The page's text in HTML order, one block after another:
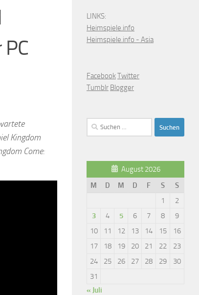
Kingdom
Come:
LINKS:
Heimspiele.info
Heimspiele.info - Asia
FacebookTwitter
Tumblr Blogger
Suchen
nach:
August 2026
M
D M D F S
S
1
2
3
4 5 6 7 8
9
10
11 12 13 14 15
16
17
18 19 20 21 22
23
24
25 26 27 28 29
30
31
« Juli